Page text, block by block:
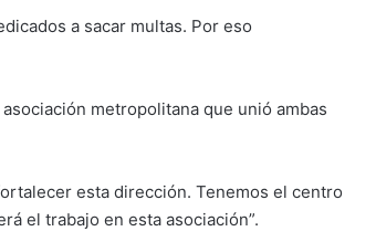
a sacar multas. Por eso
metropolitana que unió ambas
esta dirección. Tenemos el centro
el trabajo en esta asociación”.